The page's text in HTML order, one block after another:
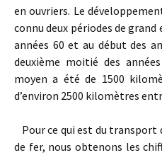
en ouvriers. Le
connu deux périodes de
années 60 et au début des
deuxième moitié des
moyen a été de 1500
d’environ 2500 kilomètres
Pour ce qui est du transport
de fer, nous obtenons les